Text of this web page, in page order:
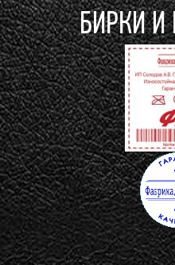
БИРКИ И